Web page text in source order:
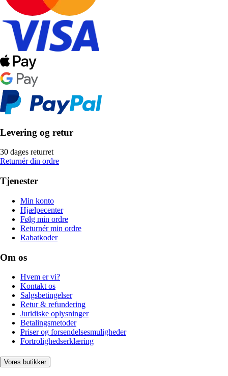
Levering og retur
30 dages returret
Returnér din ordre
Tjenester
Min konto
Hjælpecenter
Følg min ordre
Returnér min ordre
Rabatkoder
Om os
Hvem er vi?
Kontakt os
Salgsbetingelser
Retur & refundering
Juridiske oplysninger
Betalingsmetoder
Priser og forsendelsesmuligheder
Fortrolighedserklæring
Vores butikker